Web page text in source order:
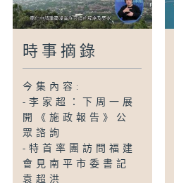
時事摘錄
今集內容:
-李家超：下周一展
開《施政報告》公
眾諮詢
-特首率團訪問福建
會見南平市委書記
袁超洪